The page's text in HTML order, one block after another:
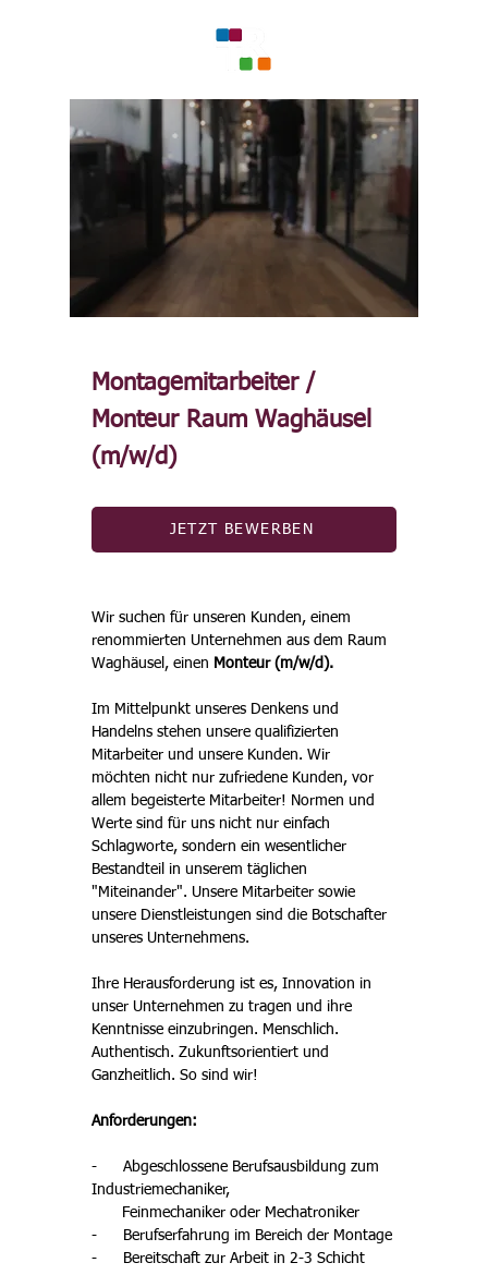
Montagemitarbeiter /
Monteur Raum Waghäusel
(m/w/d)
JETZT BEWERBEN
Wir suchen für unseren Kunden, einem
renommierten Unternehmen aus dem Raum
Waghäusel, einen Monteur (m/w/d).
Im Mittelpunkt unseres Denkens und
Handelns stehen unsere qualifizierten
Mitarbeiter und unsere Kunden. Wir
möchten nicht nur zufriedene Kunden, vor
allem begeisterte Mitarbeiter! Normen und
Werte sind für uns nicht nur einfach
Schlagworte, sondern ein wesentlicher
Bestandteil in unserem täglichen
"Miteinander". Unsere Mitarbeiter sowie
unsere Dienstleistungen sind die Botschafter
unseres Unternehmens.
Ihre Herausforderung ist es, Innovation in
unser Unternehmen zu tragen und ihre
Kenntnisse einzubringen. Menschlich.
Authentisch. Zukunftsorientiert und
Ganzheitlich. So sind wir!
Anforderungen:
-      Abgeschlossene Berufsausbildung zum
Industriemechaniker,
       Feinmechaniker oder Mechatroniker
-      Berufserfahrung im Bereich der Montage
-      Bereitschaft zur Arbeit in 2-3 Schicht